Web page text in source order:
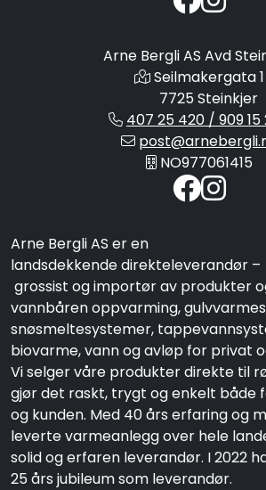
Arne Bergli AS Avd
Seilmakergata 1
7725 Steinkjer
407 25 420 / 909 15
NO977061415
Arne Bergli AS er en
landsdekkende direkteleverandør –
grossist og importør av produkter
vannbåren oppvarming,
snøsmeltesystemer,
biovarme, vann og avløp for privat
Vi selger våre produkter direkte til
gjør det raskt, trygt og enkelt både
og kunden. Med 40 års erfaring og
leverte varmeanlegg over hele
solid og erfaren leverandør. I 2022
25 års jubileum som leverandør.